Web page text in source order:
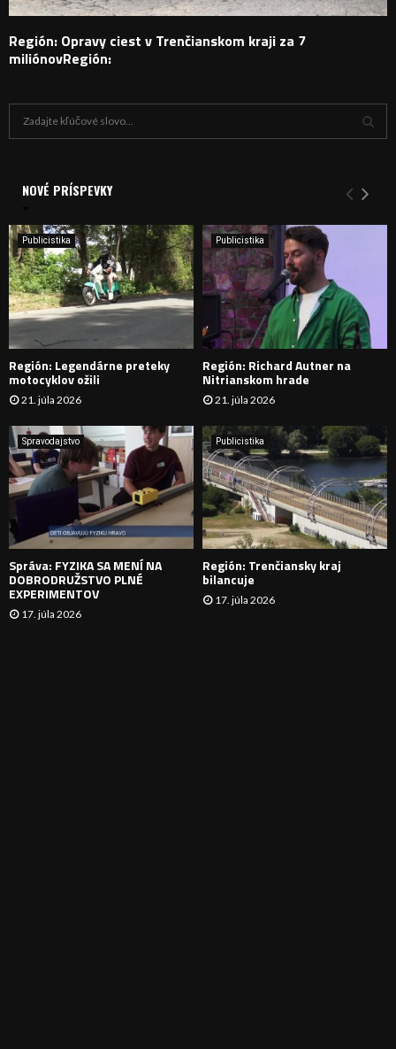
Región: Opravy ciest v Trenčianskom kraji za 7
miliónovRegión:
i
e
:
Y
H
D
A
N
I
E
NOVÉ PRÍSPEVKY
Publicistika
Región: Legendárne preteky
motocyklov ožili
21. júla 2026
Publicistika
Región: Richard Autner na
Nitrianskom hrade
21. júla 2026
Spravodajstvo
Správa: FYZIKA SA MENÍ NA
DOBRODRUŽSTVO PLNÉ
EXPERIMENTOV
17. júla 2026
Publicistika
Región: Trenčiansky kraj
bilancuje
17. júla 2026